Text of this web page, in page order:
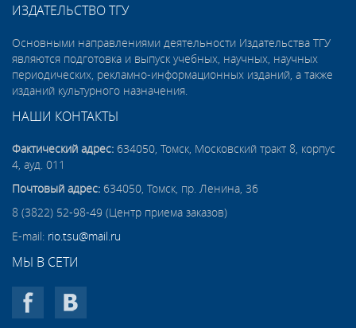
ИЗДАТЕЛЬСТВО ТГУ
Основными направлениями деятельности Издательства ТГУ
являются подготовка и выпуск учебных, научных, научных
периодических, рекламно-информационных изданий, а также
изданий культурного назначения.
НАШИ КОНТАКТЫ
Фактический адрес: 634050, Томск, Московский тракт 8, корпус
4, ауд. 011
Почтовый адрес: 634050, Томск, пр. Ленина, 36
8 (3822) 52-98-49 (Центр приема заказов)
E-mail: rio.tsu@mail.ru
МЫ В СЕТИ